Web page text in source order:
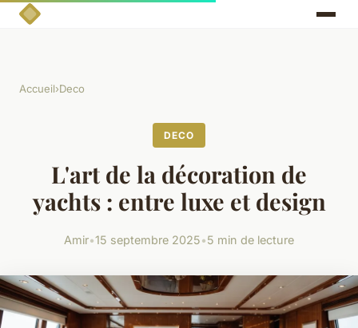
Accueil›Deco
DECO
L'art de la décoration de
yachts : entre luxe et design
Amir•15 septembre 2025•5 min de lecture